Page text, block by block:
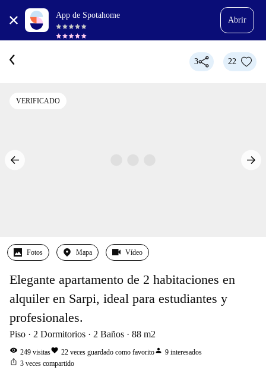
App de Spotahome
Abrir
3 22
VERIFICADO
Fotos Mapa Vídeo
Elegante apartamento de 2 habitaciones en
alquiler en Sarpi, ideal para estudiantes y
profesionales.
Piso 2 Dormitorios 2 Baños 88 m2
visibility 249 visitasfavorite 22 veces guardado como favoritoperson 9 interesados
ios_share 3 veces compartido